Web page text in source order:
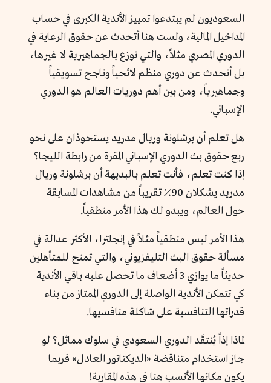
السعوديون لم يبتدعوا تمييز الأندية الكبرى في حساب
المداخيل المالية، ولست هنا أتحدث عن حقوق الرعاية في
الدوري المصري مثلاً، والتي توزع بالجماهيرية لا غيرها،
بل أتحدث عن دوري منظم لائحياً وناجح تسويقياً
وجماهيرياً، ومن بين أهم دوريات العالم هو الدوري
الإسباني.
هل تعلم أن برشلونة وريال مدريد يستحوذان على نحو
ربع حقوق بث الدوري الإسباني المقرة من رابطة الليجا؟
إذا كنت تعلم، فأنت تعلم بالبديهة أن برشلونة وريال
مدريد يشكلان 90٪ تقريباً من مشاهدات المسابقة
حول العالم، ويبدو لك هذا الأمر منطقياً.
هذا الأمر ليس منطقياً مثلاً في إنجلترا، الأكثر عدالة في
مسألة حقوق البث التليفزيوني، والتي تمنح للمتأهلين
حديثاً ما يوازي 3 أضعاف ما تحصل عليه باقي الأندية
كي تتمكن الأندية الواصلة إلى الدوري الممتاز من بناء
قدراتها التنافسية على شاكلة منافسيها.
لماذا إذاً يُنتقَد الدوري السعودي في سلوك مماثل؟ لو
جاز استخدام متناقضة «الديكتاتور العادل» فربما
يكون مكانها الأنسب هنا في هذه المقاربة!